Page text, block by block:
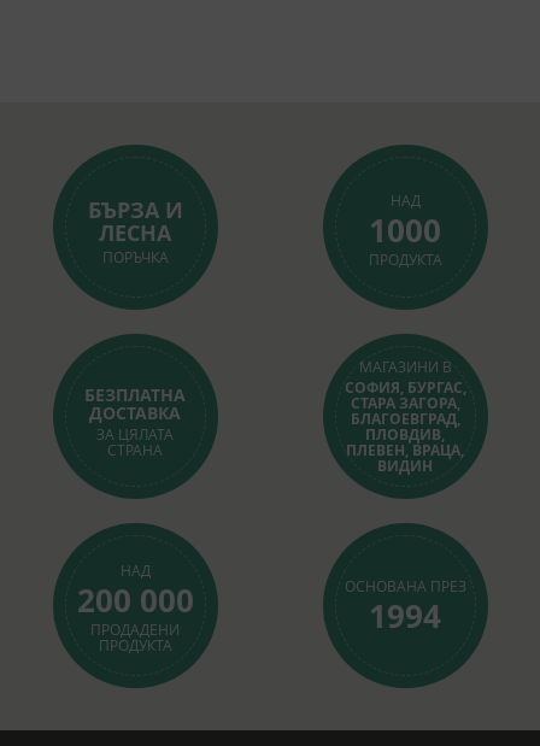
БЪРЗА И
ЛЕСНА
ПОРЪЧКА
НАД
1000
ПРОДУКТА
БЕЗПЛАТНА
ДОСТАВКА
ЗА ЦЯЛАТА
СТРАНА
МАГАЗИНИ В
СОФИЯ, БУРГАС,
СТАРА ЗАГОРА,
БЛАГОЕВГРАД,
ПЛОВДИВ,
ПЛЕВЕН, ВРАЦА,
ВИДИН
НАД
200 000
ПРОДАДЕНИ
ПРОДУКТА
ОСНОВАНА ПРЕЗ
1994